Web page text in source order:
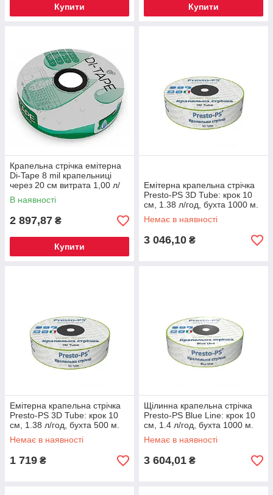
Купити Купити
Крапельна стрічка емітерна
Di-Tape 8 mil крапельниці
через 20 см витрата 1,00 л/
год, довжина 1000 м, в
упаковці - 1 шт.
В наявності
2 897,87 ₴
Купити
Емітерна крапельна стрічка
Presto-PS 3D Tube: крок 10
см, 1.38 л/год, бухта 1000 м.
Захист від засмічень
Немає в наявності
3 046,10 ₴
Емітерна крапельна стрічка
Presto-PS 3D Tube: крок 10
см, 1.38 л/год, бухта 500 м.
Захист від засмічень
Немає в наявності
1 719 ₴
Щілинна крапельна стрічка
Presto-PS Blue Line: крок 10
см, 1.4 л/год, бухта 1000 м.
Надійний полив
Немає в наявності
3 604,01 ₴